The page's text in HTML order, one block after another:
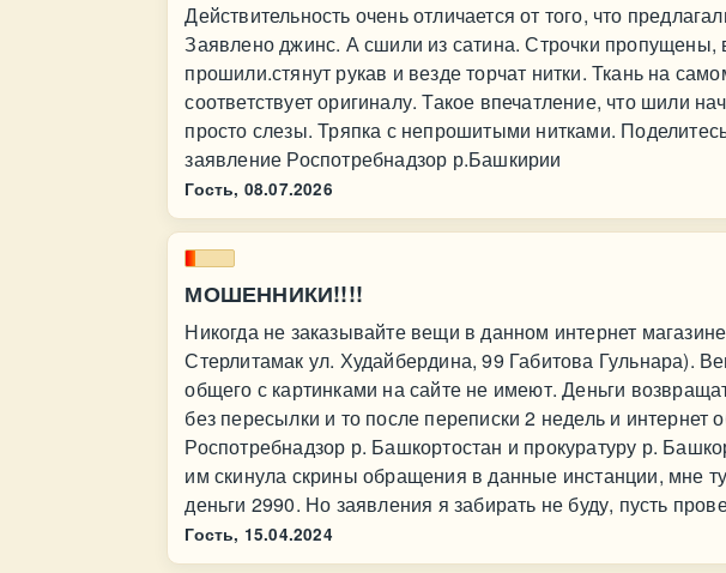
Действительность очень отличается от того, что
Заявлено джинс. А сшили из сатина. Строчки
прошили.стянут рукав и везде торчат нитки. Ткань на
соответствует оригиналу. Такое впечатление, что шили
просто слезы. Тряпка с непрошитыми нитками.
заявление Роспотребнадзор р.Башкирии
Гость, 08.07.2026
МОШЕННИКИ!!!!
Никогда не заказывайте вещи в данном интернет
Стерлитамак ул. Худайбердина, 99 Габитова Гульнара).
общего с картинками на сайте не имеют. Деньги
без пересылки и то после переписки 2 недель и интернет
Роспотребнадзор р. Башкортостан и прокуратуру р.
им скинула скрины обращения в данные инстанции, мне
деньги 2990. Но заявления я забирать не буду, пусть
Гость, 15.04.2024